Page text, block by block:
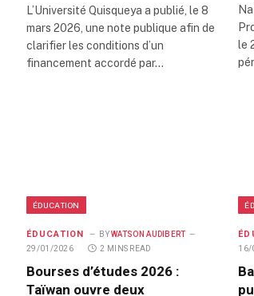
L’Université Quisqueya a publié, le 8
mars 2026, une note publique afin de
clarifier les conditions d’un
financement accordé par…
le
ÉDUCATION
ÉDUCATION BY WATSON AUDIBERT
29/01/2026
2 MINS READ
Bourses d’études 2026 :
Taïwan ouvre deux
16/